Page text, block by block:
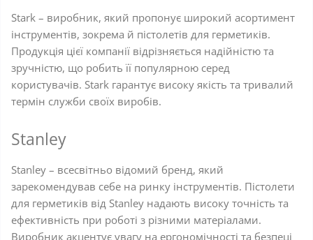
Stark – виробник, який пропонує широкий асортимент
інструментів, зокрема й пістолетів для герметиків.
Продукція цієї компанії відрізняється надійністю та
зручністю, що робить її популярною серед
користувачів. Stark гарантує високу якість та тривалий
термін служби своїх виробів.
Stanley
Stanley – всесвітньо відомий бренд, який
зарекомендував себе на ринку інструментів. Пістолети
для герметиків від Stanley надають високу точність та
ефективність при роботі з різними матеріалами.
Виробник акцентує увагу на ергономічності та безпеці